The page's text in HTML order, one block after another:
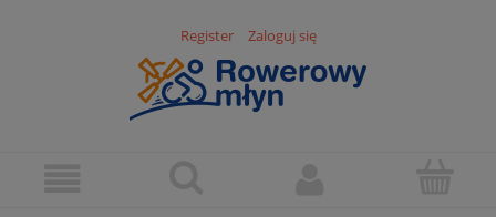
Register Zaloguj się